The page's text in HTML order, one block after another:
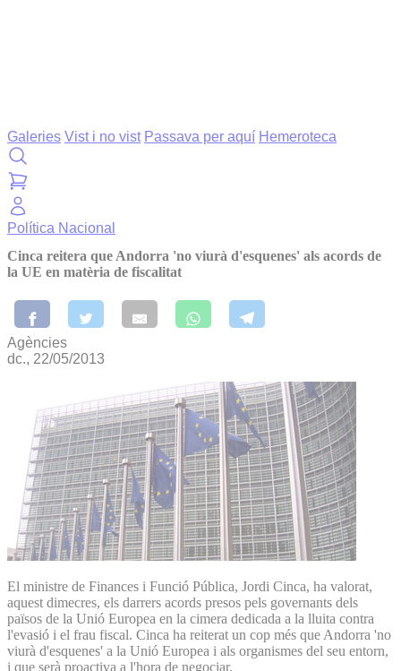
Galeries Vist i no vist Passava per aquí Hemeroteca
Política Nacional
Cinca reitera que Andorra 'no viurà d'esquenes' als acords de
la UE en matèria de fiscalitat
Agències
dc., 22/05/2013
El ministre de Finances i Funció Pública, Jordi Cinca, ha valorat,
aquest dimecres, els darrers acords presos pels governants dels
països de la Unió Europea en la cimera dedicada a la lluita contra
l'evasió i el frau fiscal. Cinca ha reiterat un cop més que Andorra 'no
viurà d'esquenes' a la Unió Europea i als organismes del seu entorn,
i que serà proactiva a l'hora de negociar.